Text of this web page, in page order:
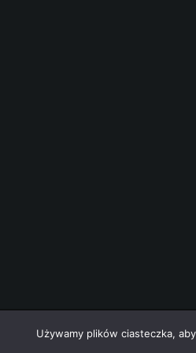
nek-it.pl design.
Używamy plików ciasteczka,